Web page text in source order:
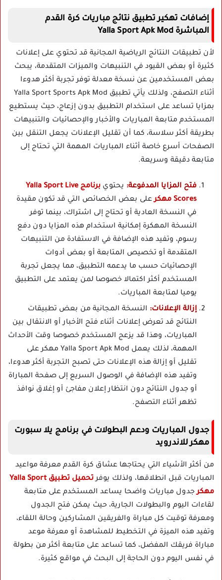
إضافات تهكير تطبيق نتائج مباريات كرة القدم
المباشرة Yalla Sport Apk Mod
لأن تطبيقات النتائج الرياضية المجانية قد تحتوي على إعلانات
كثيرة أو بعض القيود في التنبيهات والميزات المتقدمة، يبحث
بعض المستخدمين عن نسخة معدلة توفر تجربة أكثر هدوءا
أثناء التصفح، ولذلك يأتي تطبيق Yalla Sport Sports Apk Mod
بمزايا تساعد على استخدام التطبيق بدون إزعاج، حيث يستطيع
المستخدم متابعة المباريات والأخبار والإحصائيات والتنبيهات
بطريقة أكثر سلاسة، كما أن تقليل الإعلانات يجعل التنقل بين
الصفحات أسرع خاصة أثناء المباريات المهمة التي تحتاج إلى
متابعة دقيقة وسريعة.
فتح المزايا المدفوعة: يحتوي
برنامج Yalla Sport Live
Scores مهكر
على بعض الخصائص التي قد تكون مقيدة
في النسخة العادية أو تحتاج إلى اشتراك، بينما توفر
النسخة المهكرة إمكانية استخدام هذه المزايا دون دفع
رسوم، وتفيد هذه الإضافة في الاستفادة من التنبيهات
المتقدمة أو تخصيص المتابعة أو بعض أدوات
الإحصائيات حسب ما يدعمه التطبيق، مما يجعل تجربة
المستخدم أكثر اكتمالا خصوصا لمن يعتمد على التطبيق
يوميا لمتابعة المباريات.
إزالة الإعلانات: النسخة المجانية من بعض تطبيقات
النتائج قد تعرض إعلانات أثناء فتح الأخبار أو الانتقال بين
المباريات، وهذا قد يزعج المستخدم خصوصا وقت الأحداث
المهمة، لذلك يعمل Yalla Sport Apk Mod مهكر على
تقليل أو إزالة هذه الإعلانات حتى تصبح التجربة أكثر هدوءا،
وتفيد هذه الإضافة في الوصول السريع إلى صفحة المباراة
أو جدول النتائج دون انتظار إعلان مفاجئ أو إغلاق نوافذ
تظهر أثناء التصفح.
جدول المباريات ودعم البطولات في برنامج يلا سبورت
مهكر للاندرويد
من أكثر الأشياء التي يحتاجها عشاق كرة القدم معرفة مواعيد
المباريات قبل انطلاقها، ولذلك يوفر
تحميل تطبيق Yalla Sport
مهكرجدول مباريات واضحا يساعد المستخدم على متابعة
لقاءات اليوم والبطولات الجارية، حيث يمكن فتح الجدول
ومعرفة توقيت كل مباراة والفريقين المشاركين وحالة اللقاء،
وتفيد هذه الميزة في التخطيط للمشاهدة أو معرفة موعد
مباراة فريقك المفضل، كما تساعد على متابعة أكثر من بطولة
في نفس اليوم دون الحاجة إلى البحث في مواقع كثيرة.